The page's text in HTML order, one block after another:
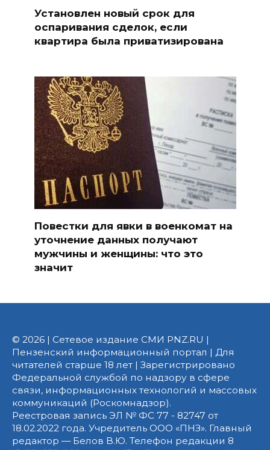
Установлен новый срок для
оспаривания сделок, если
квартира была приватизирована
Повестки для явки в военкомат на
уточнение данных получают
мужчины и женщины: что это
значит
© 2026 | Сетевое издание СМИ PNZ.RU |
Пензенский информационный портал | Для
читателей старше 18 лет | Зарегистрировано
Федеральной службой по надзору в сфере
связи, информационных технологий и массовых
коммуникаций (Роскомнадзор).
Реестровая запись ЭЛ № ФС 77 - 82747 от
18.02.2022 года. Учредитель ООО «ПНЗ». Главный
редактор — Белов В.Ю. Телефон редакции 8